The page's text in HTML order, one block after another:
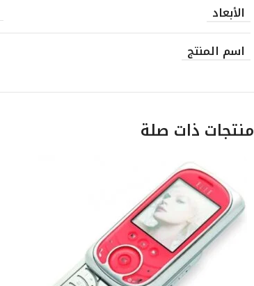
الأبعاد
اسم المنتج
منتجات ذات صلة